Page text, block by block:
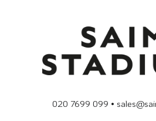
020 7699 099 •